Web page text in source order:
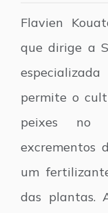
Flavien
que dirige a
permite o
peixes no
excrementos
um
das plantas.